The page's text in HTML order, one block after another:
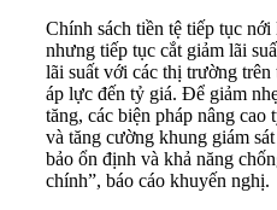
Chính sách tiền tệ tiếp tục
nhưng tiếp tục cắt giảm lãi
lãi suất với các thị trường trên
áp lực đến tỷ giá. Để giảm
tăng, các biện pháp nâng cao
và tăng cường khung giám
bảo ổn định và khả năng
chính”, báo cáo khuyến nghị.